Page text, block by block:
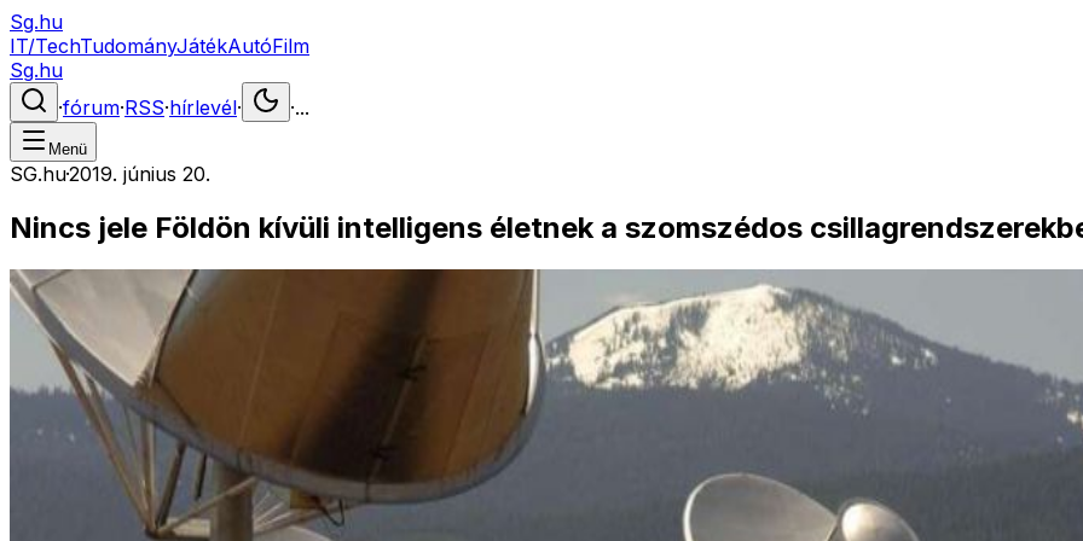
Sg.hu
IT/TechTudományJátékAutóFilm
Sg.hu
·fórum·RSS·hírlevél· ·...
Menü
SG.hu·2019. június 20.
Nincs jele Földön kívüli intelligens életnek a szomszédos